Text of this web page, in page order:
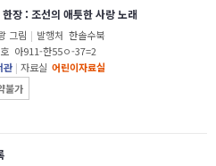
장 : 조선의 애틋한 사랑 노래
그림 | 발행처 한솔수북
아911-한55ㅇ-37=2
관 | 자료실 어린이자료실
불가